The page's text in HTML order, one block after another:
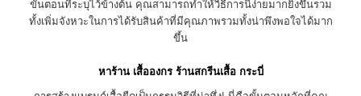
ขั้นตอนที่ระบุไว้ข้างต้น คุณสามารถทำให้วิธีการนี้ง่ายมากยิ่งขึ้นรวม
ทั้งเพิ่มจังหวะในการได้รับสินค้าที่มีคุณภาพรวมทั้งน่าพึงพอใจได้มาก
ขึ้น
หาร้าน เสื้อองกร ร้านสกรีนเสื้อ กระบี่